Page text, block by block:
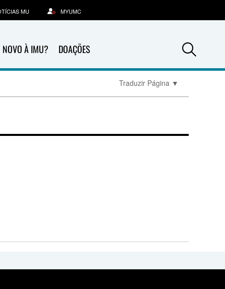
NOVO À IMU? DOAÇÕES
MU MYUMC
Traduzir Página ▼